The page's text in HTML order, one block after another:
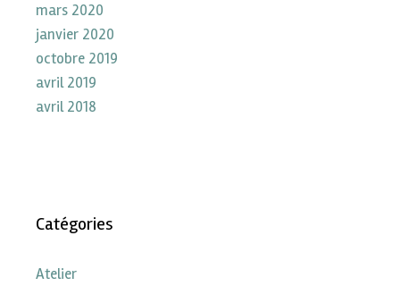
mars 2020
janvier 2020
octobre 2019
avril 2019
avril 2018
Catégories
Atelier